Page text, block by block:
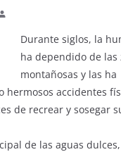
Durante siglos, la
ha dependido de las
montañosas y las ha
hermosos accidentes
de recrear y sosegar
de las aguas